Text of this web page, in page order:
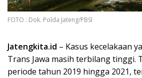
FOTO : Dok. Polda Jateng/PBSI
Jatengkita.id – Kasus kecelakaan
Trans Jawa masih terbilang tinggi.
periode tahun 2019 hingga 2021,